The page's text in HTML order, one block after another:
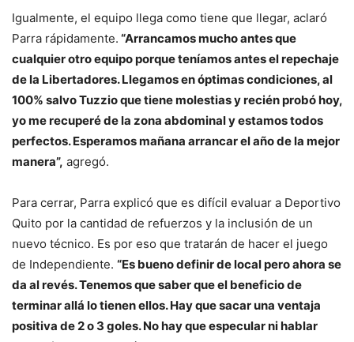
Igualmente, el equipo llega como tiene que llegar, aclaró
Parra rápidamente. “Arrancamos mucho antes que
cualquier otro equipo porque teníamos antes el repechaje
de la Libertadores. Llegamos en óptimas condiciones, al
100% salvo Tuzzio que tiene molestias y recién probó hoy,
yo me recuperé de la zona abdominal y estamos todos
perfectos. Esperamos mañana arrancar el año de la mejor
manera”, agregó.
Para cerrar, Parra explicó que es difícil evaluar a Deportivo
Quito por la cantidad de refuerzos y la inclusión de un
nuevo técnico. Es por eso que tratarán de hacer el juego
de Independiente. “Es bueno definir de local pero ahora se
da al revés. Tenemos que saber que el beneficio de
terminar allá lo tienen ellos. Hay que sacar una ventaja
positiva de 2 o 3 goles. No hay que especular ni hablar